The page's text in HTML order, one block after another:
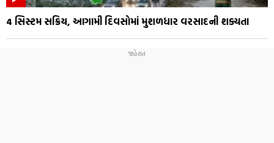
4 સિસ્ટમ સક્રિય, આગામી દિવસોમાં મુશળધાર વરસાદની શક્યતા